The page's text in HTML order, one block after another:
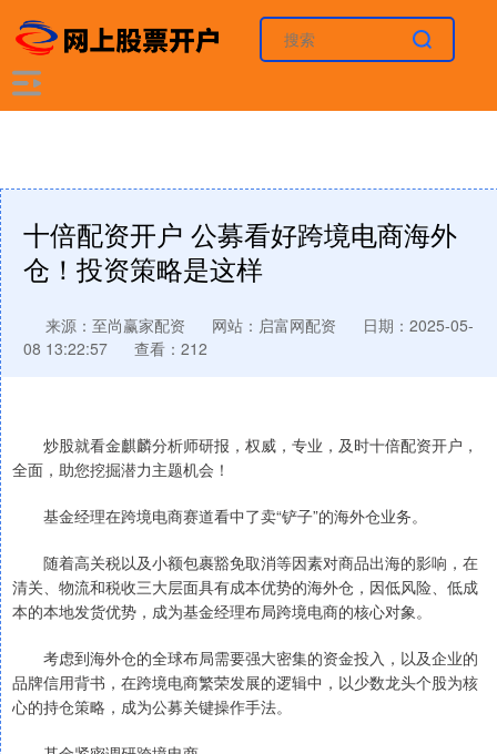
十倍配资开户 公募看好跨境电商海外
仓！投资策略是这样
来源：至尚赢家配资 网站：启富网配资
日期：2025-05-
08 13:22:57
查看：212
炒股就看金麒麟分析师研报，权威，专业，及时十倍配资开户，
全面，助您挖掘潜力主题机会！
基金经理在跨境电商赛道看中了卖“铲子”的海外仓业务。
随着高关税以及小额包裹豁免取消等因素对商品出海的影响，在
清关、物流和税收三大层面具有成本优势的海外仓，因低风险、低成
本的本地发货优势，成为基金经理布局跨境电商的核心对象。
考虑到海外仓的全球布局需要强大密集的资金投入，以及企业的
品牌信用背书，在跨境电商繁荣发展的逻辑中，以少数龙头个股为核
心的持仓策略，成为公募关键操作手法。